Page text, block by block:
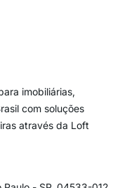
imobiliárias,
com soluções
através da Loft